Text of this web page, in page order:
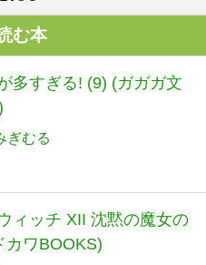
む本
多すぎる! (9) (ガガガ文
ぎむる
ィッチ XII 沈黙の魔女の
カワBOOKS)